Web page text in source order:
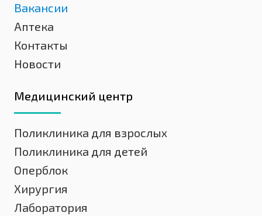
Вакансии
Аптека
Контакты
Новости
Медицинский центр
Поликлиника для взрослых
Поликлиника для детей
Оперблок
Хирургия
Лаборатория